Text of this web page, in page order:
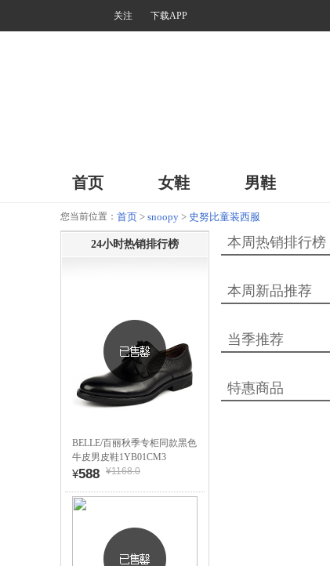
关注 下载APP
首页 女鞋 男鞋
您当前位置： 首页 > snoopy > 史努比童装西服
24小时热销排行榜
BELLE/百丽秋季专柜同款黑色
牛皮男皮鞋1YB01CM3
¥588 ¥1168.0
本周热销排行榜
本周新品推荐
当季推荐
特惠商品